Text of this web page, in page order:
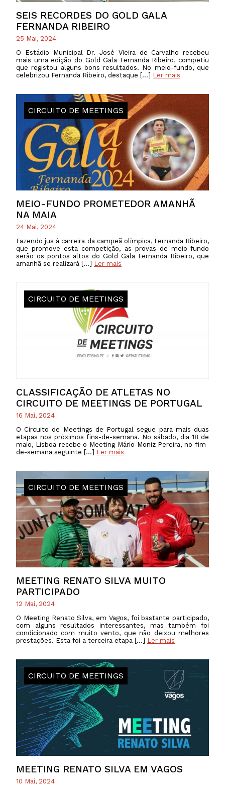
SEIS RECORDES DO GOLD GALA
FERNANDA RIBEIRO
25 Mai, 2024
O Estádio Municipal Dr. José Vieira de Carvalho recebeu
mais uma edição do Gold Gala Fernanda Ribeiro, competiu
que registou alguns bons resultados. No meio-fundo, que
celebrizou Fernanda Ribeiro, destaque […] Ler mais
MEIO-FUNDO PROMETEDOR AMANHÃ
NA MAIA
CIRCUITO DE MEETINGS
24 Mai, 2024
Fazendo jus à carreira da campeã olímpica, Fernanda Ribeiro,
que promove esta competição, as provas de meio-fundo
serão os pontos altos do Gold Gala Fernanda Ribeiro, que
amanhã se realizará […] Ler mais
CLASSIFICAÇÃO DE ATLETAS NO
CIRCUITO DE MEETINGS DE PORTUGAL
CIRCUITO DE MEETINGS
16 Mai, 2024
O Circuito de Meetings de Portugal segue para mais duas
etapas nos próximos fins-de-semana. No sábado, dia 18 de
maio, Lisboa recebe o Meeting Mário Moniz Pereira, no fim-
de-semana seguinte […] Ler mais
MEETING RENATO SILVA MUITO
PARTICIPADO
CIRCUITO DE MEETINGS
12 Mai, 2024
O Meeting Renato Silva, em Vagos, foi bastante participado,
com alguns resultados interessantes, mas também foi
condicionado com muito vento, que não deixou melhores
prestações. Esta foi a terceira etapa […] Ler mais
MEETING RENATO SILVA EM VAGOS
CIRCUITO DE MEETINGS
10 Mai, 2024